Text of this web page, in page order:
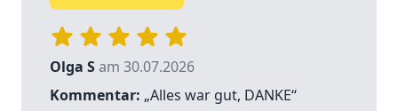
Olga Sam 30.07.2026
Kommentar: „Alles war gut, DANKE“